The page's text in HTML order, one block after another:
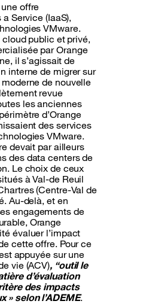
offre
Service (IaaS),
VMware.
cloud public et privé,
par Orange
il s’agissait de
interne de migrer sur
de nouvelle
revue
les anciennes
d’Orange
des services
VMware.
devait par ailleurs
des data centers de
Le choix de ceux
à Val-de Reuil
(Centre-Val de
Au-delà, et en
engagements de
Orange
évaluer l’impact
cette offre. Pour ce
appuyée sur une
vie (ACV), “outil le
d’évaluation
des impacts
» selon l’ADEME.